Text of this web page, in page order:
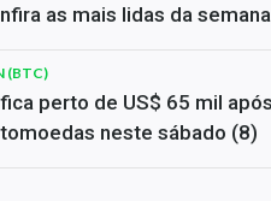
as mais lidas da semana
(BTC)
perto de US$ 65 mil
neste sábado (8)